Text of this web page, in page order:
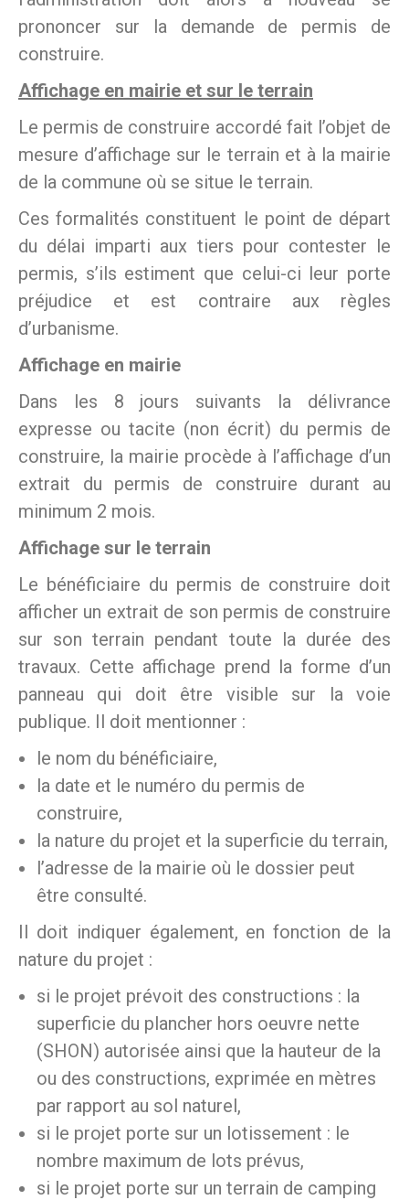
prononcer sur la demande de permis de
construire.
Affichage en mairie et sur le terrain
Le permis de construire accordé fait l’objet de
mesure d’affichage sur le terrain et à la mairie
de la commune où se situe le terrain.
Ces formalités constituent le point de départ
du délai imparti aux tiers pour contester le
permis, s’ils estiment que celui-ci leur porte
préjudice et est contraire aux règles
d’urbanisme.
Affichage en mairie
Dans les 8 jours suivants la délivrance
expresse ou tacite (non écrit) du permis de
construire, la mairie procède à l’affichage d’un
extrait du permis de construire durant au
minimum 2 mois.
Affichage sur le terrain
Le bénéficiaire du permis de construire doit
afficher un extrait de son permis de construire
sur son terrain pendant toute la durée des
travaux. Cette affichage prend la forme d’un
panneau qui doit être visible sur la voie
publique. Il doit mentionner :
le nom du bénéficiaire,
la date et le numéro du permis de
construire,
la nature du projet et la superficie du terrain,
l’adresse de la mairie où le dossier peut
être consulté.
Il doit indiquer également, en fonction de la
nature du projet :
si le projet prévoit des constructions : la
superficie du plancher hors oeuvre nette
(SHON) autorisée ainsi que la hauteur de la
ou des constructions, exprimée en mètres
par rapport au sol naturel,
si le projet porte sur un lotissement : le
nombre maximum de lots prévus,
si le projet porte sur un terrain de camping